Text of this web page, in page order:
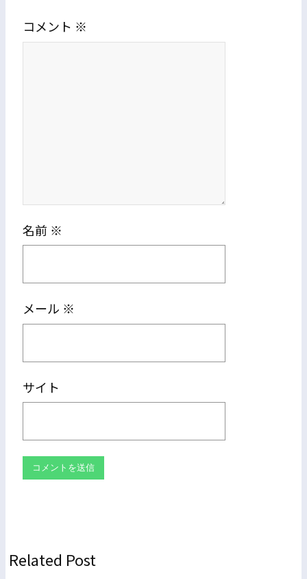
コメント ※
名前 ※
メール ※
サイト
Related Post